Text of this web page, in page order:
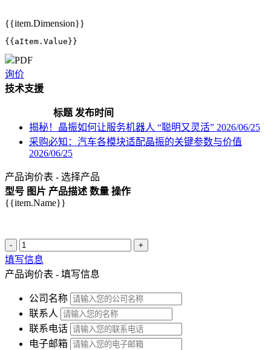
{{item.Dimension}}
{{aItem.Value}}
PDF
询价
技术支援
标题 发布时间
揭秘！晶振如何让服务机器人 “聪明又灵活” 2026/06/25
采购必知：汽车各模块适配晶振的关键参数与价值
2026/06/25
产品询价表 - 选择产品
型号 图片 产品描述 数量 操作
{{item.Name}}
- +
填写信息
产品询价表 - 填写信息
公司名称
联系人
联系电话
电子邮箱